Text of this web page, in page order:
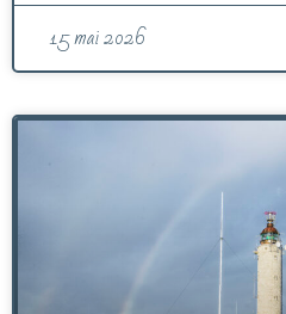
15 mai 2026